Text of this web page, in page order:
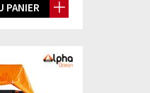
PANIER